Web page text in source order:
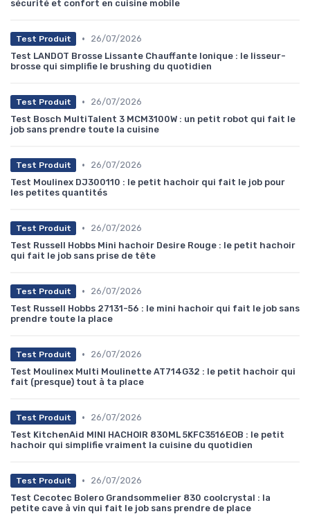
sécurité et confort en cuisine mobile
Test Produit •
26/07/2026
Test LANDOT Brosse Lissante Chauffante Ionique : le lisseur-
brosse qui simplifie le brushing du quotidien
Test Produit •
26/07/2026
Test Bosch MultiTalent 3 MCM3100W : un petit robot qui fait le
job sans prendre toute la cuisine
Test Produit •
26/07/2026
Test Moulinex DJ300110 : le petit hachoir qui fait le job pour
les petites quantités
Test Produit •
26/07/2026
Test Russell Hobbs Mini hachoir Desire Rouge : le petit hachoir
qui fait le job sans prise de tête
Test Produit •
26/07/2026
Test Russell Hobbs 27131-56 : le mini hachoir qui fait le job sans
prendre toute la place
Test Produit •
26/07/2026
Test Moulinex Multi Moulinette AT714G32 : le petit hachoir qui
fait (presque) tout à ta place
Test Produit •
26/07/2026
Test KitchenAid MINI HACHOIR 830ML 5KFC3516EOB : le petit
hachoir qui simplifie vraiment la cuisine du quotidien
Test Produit •
26/07/2026
Test Cecotec Bolero Grandsommelier 830 coolcrystal : la
petite cave à vin qui fait le job sans prendre de place